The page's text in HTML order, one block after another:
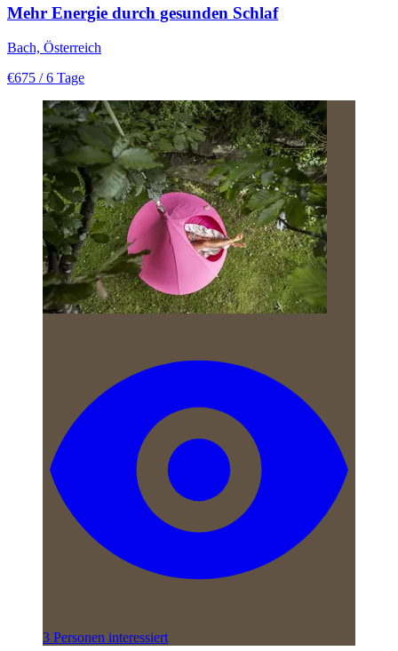
Mehr Energie durch gesunden Schlaf
Bach, Österreich
€675 / 6 Tage
3 Personen interessiert